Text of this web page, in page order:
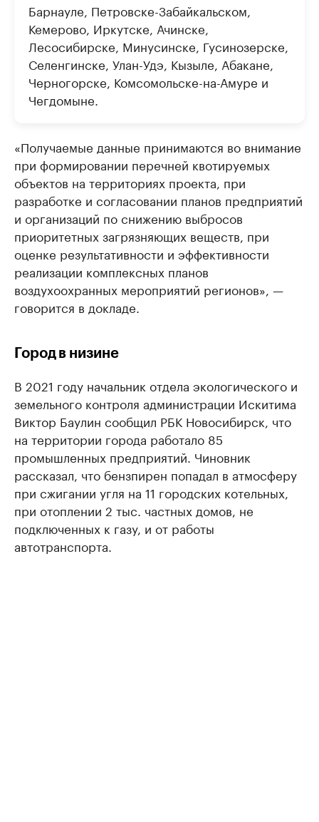
Барнауле, Петровске-Забайкальском,
Кемерово, Иркутске, Ачинске,
Лесосибирске, Минусинске, Гусинозерске,
Селенгинске, Улан-Удэ, Кызыле, Абакане,
Черногорске, Комсомольске-на-Амуре и
Чегдомыне.
«Получаемые данные принимаются во внимание
при формировании перечней квотируемых
объектов на территориях проекта, при
разработке и согласовании планов предприятий
и организаций по снижению выбросов
приоритетных загрязняющих веществ, при
оценке результативности и эффективности
реализации комплексных планов
воздухоохранных мероприятий регионов», —
говорится в докладе.
Город в низине
В 2021 году начальник отдела экологического и
земельного контроля администрации Искитима
Виктор Баулин сообщил РБК Новосибирск, что
на территории города работало 85
промышленных предприятий. Чиновник
рассказал, что бензпирен попадал в атмосферу
при сжигании угля на 11 городских котельных,
при отоплении 2 тыс. частных домов, не
подключенных к газу, и от работы
автотранспорта.